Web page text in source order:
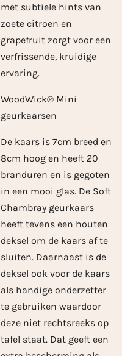
met subtiele hints van
zoete citroen en
grapefruit zorgt voor een
verfrissende, kruidige
ervaring.
WoodWick® Mini
geurkaarsen
De kaars is 7cm breed en
8cm hoog en heeft 20
branduren en is gegoten
in een mooi glas. De Soft
Chambray geurkaars
heeft tevens een houten
deksel om de kaars af te
sluiten. Daarnaast is de
deksel ook voor de kaars
als handige onderzetter
te gebruiken waardoor
deze niet rechtsreeks op
tafel staat. Dat geeft een